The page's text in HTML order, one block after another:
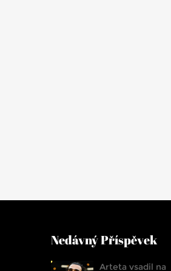
Nedávný Příspěvek
Arteta vsadil na